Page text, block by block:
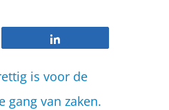
is voor de
gang van zaken.